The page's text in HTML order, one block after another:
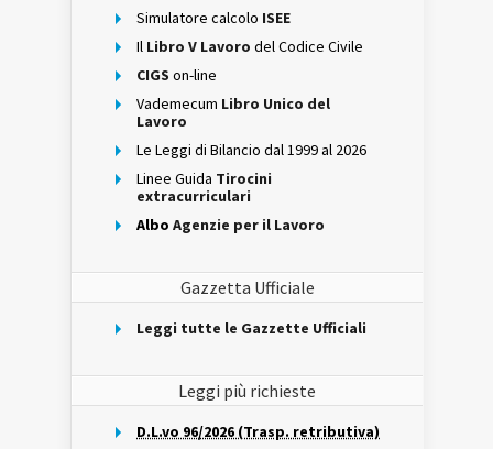
Simulatore calcolo ISEE
Il Libro V Lavoro del Codice Civile
CIGS on-line
Vademecum Libro Unico del
Lavoro
Le Leggi di Bilancio dal 1999 al 2026
Linee Guida Tirocini
extracurriculari
Albo Agenzie per il Lavoro
Gazzetta Ufficiale
Leggi tutte le Gazzette Ufficiali
Leggi più richieste
D.L.vo 96/2026 (Trasp. retributiva)